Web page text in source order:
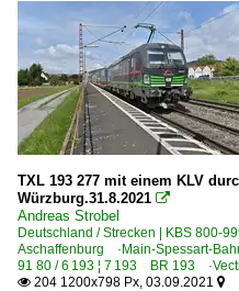
TXL 193 277 mit einem KLV
Würzburg.31.8.2021 
Andreas Strobel
Deutschland / Strecken | KBS 800-
Aschaffenburg ·Main-Spessart-
91 80 / 6 193 ¦ 7 193 BR 193
 204 1200x798 Px, 03.09.2021 